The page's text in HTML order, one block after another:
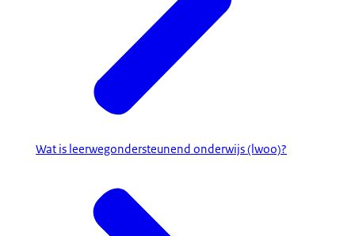
Wat is leerwegondersteunend onderwijs (lwoo)?